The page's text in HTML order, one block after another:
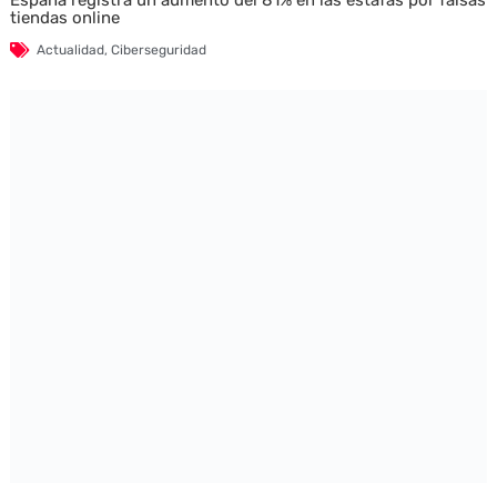
tiendas online
Actualidad, Ciberseguridad